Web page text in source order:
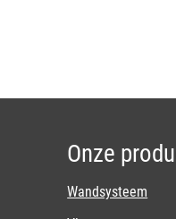
Onze
Wandsysteem